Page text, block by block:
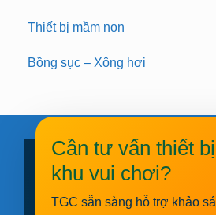
Thiết bị mầm non
Bồng sục – Xông hơi
Cần tư vấn thiết
khu vui chơi?
TGC sẵn sàng hỗ trợ khảo